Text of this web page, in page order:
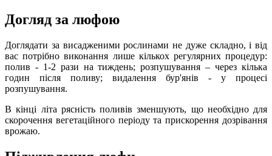
Догляд за люфою
Доглядати за висадженими рослинами не дуже складно, і від
вас потрібно виконання лише кількох регулярних процедур:
полив - 1-2 рази на тиждень; розпушування – через кілька
годин після поливу; видалення бур'янів - у процесі
розпушування.
В кінці літа рясність поливів зменшують, що необхідно для
скорочення вегетаційного періоду та прискорення дозрівання
врожаю.